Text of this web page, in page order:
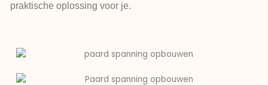
praktische oplossing voor je.